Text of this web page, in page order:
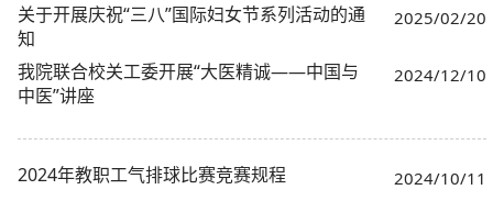
关于开展庆祝“三八”国际妇女节系列活动的通
知
2025/02/20
我院联合校关工委开展“大医精诚——中国与
中医”讲座
2024/12/10
2024年教职工气排球比赛竞赛规程 2024/10/11